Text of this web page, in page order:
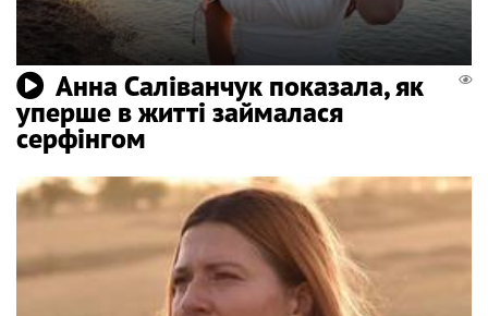
Анна Саліванчук показала, як
уперше в житті займалася
серфінгом